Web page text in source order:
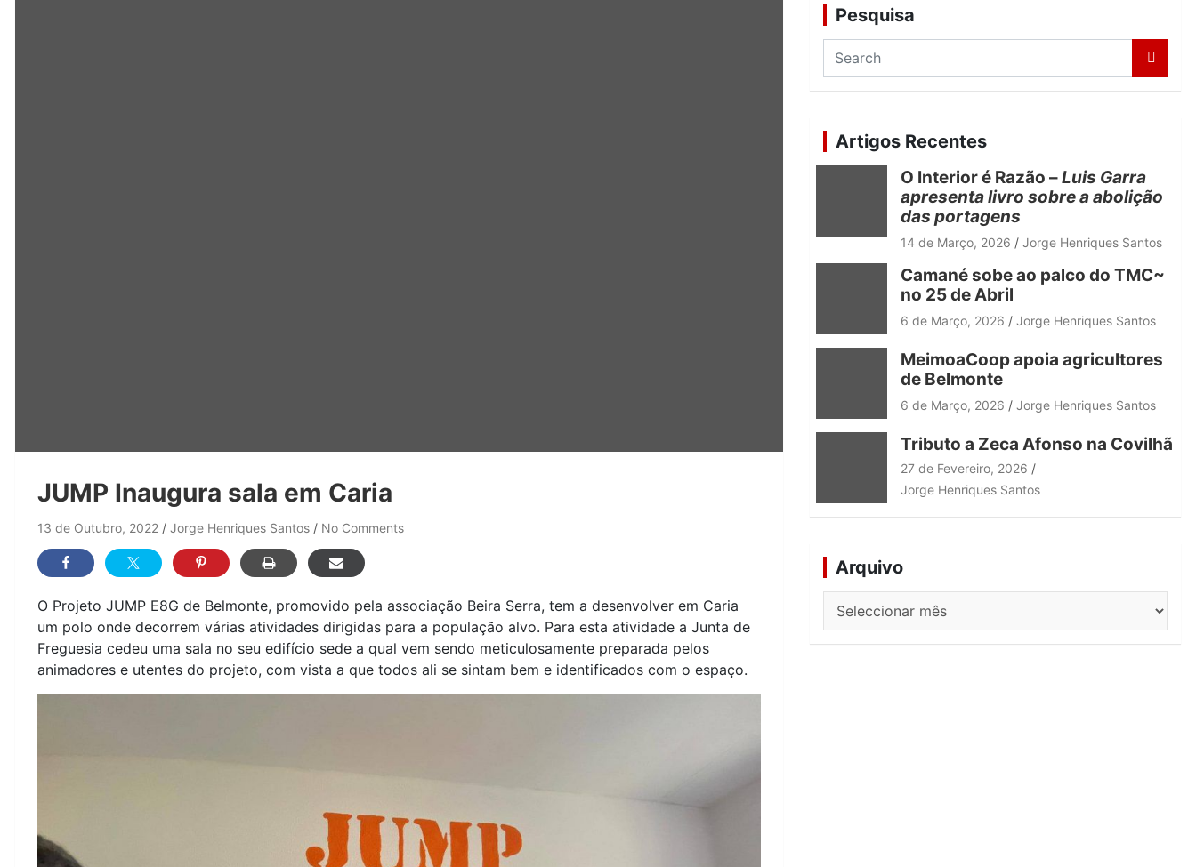
JUMP Inaugura sala em Caria
13 de Outubro, 2022 Jorge Henriques Santos No Comments
O Projeto JUMP E8G de Belmonte, promovido pela associação Beira Serra, tem a desenvolver em Caria
um polo onde decorrem várias atividades dirigidas para a população alvo. Para esta atividade a Junta de
Freguesia cedeu uma sala no seu edifício sede a qual vem sendo meticulosamente preparada pelos
animadores e utentes do projeto, com vista a que todos ali se sintam bem e identificados com o espaço.
Pesquisa
a
c
h
Artigos Recentes
O Interior é Razão –Luis Garra
apresenta livro sobre a abolição
das portagens
14 de Março, 2026 Jorge Henriques Santos
Camané sobe ao palco do TMC~
no 25 de Abril
6 de Março, 2026 Jorge Henriques Santos
MeimoaCoop apoia agricultores
de Belmonte
6 de Março, 2026 Jorge Henriques Santos
Tributo a Zeca Afonso na Covilhã
27 de Fevereiro, 2026
Jorge Henriques Santos
Arquivo